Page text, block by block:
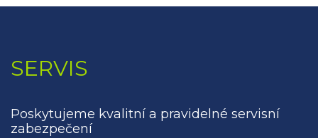
SERVIS
Poskytujeme kvalitní a pravidelné servisní
zabezpečení